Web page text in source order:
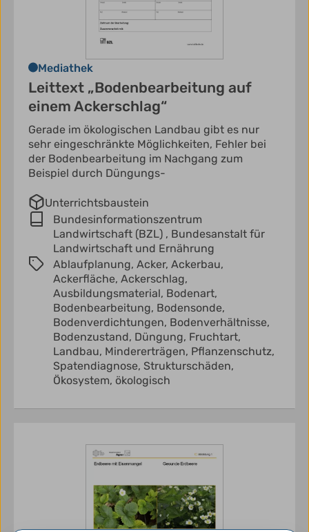
Mediathek
Leittext „Bodenbearbeitung auf
einem Ackerschlag“
Gerade im ökologischen Landbau gibt es nur
sehr eingeschränkte Möglichkeiten, Fehler bei
der Bodenbearbeitung im Nachgang zum
Beispiel durch Düngungs-
Unterrichtsbaustein
Bundesinformationszentrum
Landwirtschaft (BZL) , Bundesanstalt für
Landwirtschaft und Ernährung
Ablaufplanung, Acker, Ackerbau,
Ackerfläche, Ackerschlag,
Ausbildungsmaterial, Bodenart,
Bodenbearbeitung, Bodensonde,
Bodenverdichtungen, Bodenverhältnisse,
Bodenzustand, Düngung, Fruchtart,
Landbau, Mindererträgen, Pflanzenschutz,
Spatendiagnose, Strukturschäden,
Ökosystem, ökologisch